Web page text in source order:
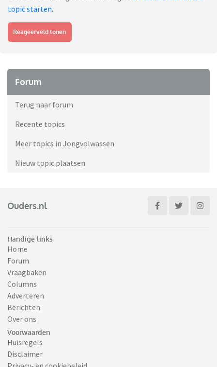
topic starten.
Reageerveld tonen
Forum
Terug naar forum
Recente topics
Meer topics in Jongvolwassen
Nieuw topic plaatsen
Ouders.nl
Handige links
Home
Forum
Vraagbaken
Columns
Adverteren
Berichten
Over ons
Voorwaarden
Huisregels
Disclaimer